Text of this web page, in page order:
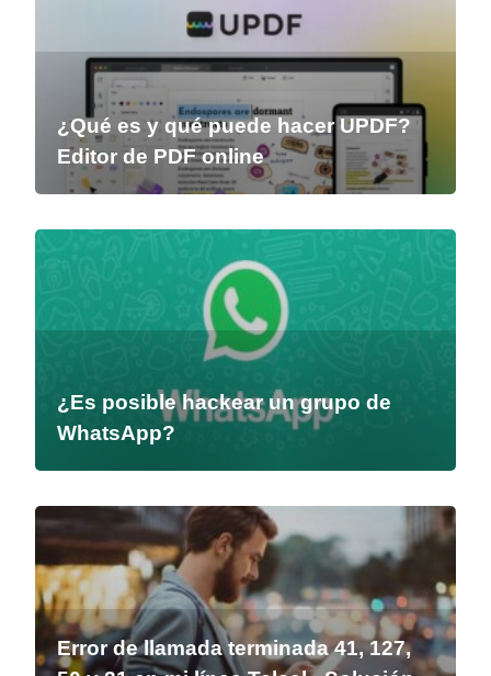
¿Qué es y qué puede hacer UPDF?
Editor de PDF online
¿Es posible hackear un grupo de
WhatsApp?
Error de llamada terminada 41, 127,